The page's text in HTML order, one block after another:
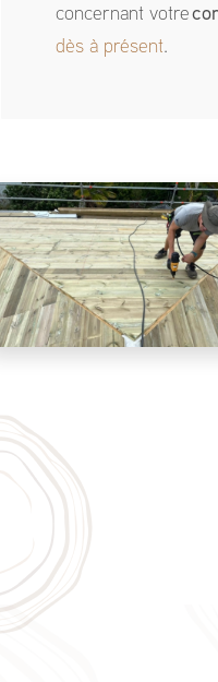
concernant votre
dès à présent.